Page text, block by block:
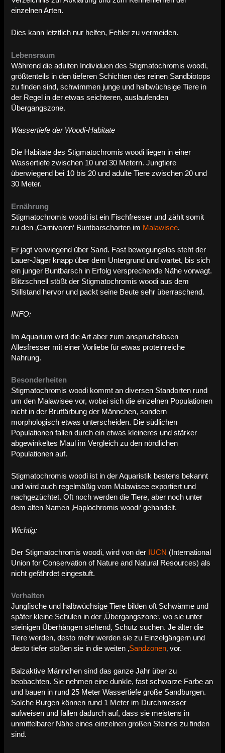
einzelnen Arten.
Dies kann letztlich nur helfen, Fehler zu vermeiden.
Lebensraum
Während die adulten Individuen des Stigmatochromis woodi,
größtenteils in den tieferen Schichten des reinen Sandbiotops
zu finden sind, schwimmen junge und halbwüchsige Tiere in
der Regel in der etwas seichteren, auslaufenden
Übergangszone.
Wassertiefe der Woodi-Habitate
Die Habitate des Stigmatochromis woodi liegen in einer
Wassertiefe zwischen 10 und 30 Metern. Jungtiere
überwiegend bei 10 bis 20 und adulte Tiere zwischen 20 und
30 Meter.
Ernährung
Stigmatochromis woodi ist ein Fischfresser und zählt somit
zu den ‚Carnivoren‘ Buntbarscharten im Malawisee.
Er jagt vorwiegend über Sand. Fast bewegungslos steht der
Lauer-Jäger knapp über dem Untergrund und wartet, bis sich
ein junger Buntbarsch in Erfolg versprechende Nähe vorwagt.
Blitzschnell stößt der Stigmatochromis woodi aus dem
Stillstand hervor und packt seine Beute sehr überraschend.
INFO:
Im Aquarium wird die Art aber zum anspruchslosen
Allesfresser mit einer Vorliebe für etwas proteinreiche
Nahrung.
Besonderheiten
Stigmatochromis woodi kommt an diversen Standorten rund
um den Malawisee vor, wobei sich die einzelnen Populationen
nicht in der Brutfärbung der Männchen, sondern
morphologisch etwas unterscheiden. Die südlichen
Populationen fallen durch ein etwas kleineres und stärker
abgewinkeltes Maul im Vergleich zu den nördlichen
Populationen auf.
Stigmatochromis woodi ist in der Aquaristik bestens bekannt
und wird auch regelmäßig vom Malawisee exportiert und
nachgezüchtet. Oft noch werden die Tiere, aber noch unter
dem alten Namen ‚Haplochromis woodi‘ gehandelt.
Wichtig:
Der Stigmatochromis woodi, wird von der IUCN (International
Union for Conservation of Nature and Natural Resources) als
nicht gefährdet eingestuft.
Verhalten
Jungfische und halbwüchsige Tiere bilden oft Schwärme und
später kleine Schulen in der ‚Übergangszone‘, wo sie unter
steinigen Überhängen stehend, Schutz suchen. Je älter die
Tiere werden, desto mehr werden sie zu Einzelgängern und
desto tiefer stoßen sie in die weiten ‚Sandzonen‚ vor.
Balzaktive Männchen sind das ganze Jahr über zu
beobachten. Sie nehmen eine dunkle, fast schwarze Farbe an
und bauen in rund 25 Meter Wassertiefe große Sandburgen.
Solche Burgen können rund 1 Meter im Durchmesser
aufweisen und fallen dadurch auf, dass sie meistens in
unmittelbarer Nähe eines einzelnen großen Steines zu finden
sind.